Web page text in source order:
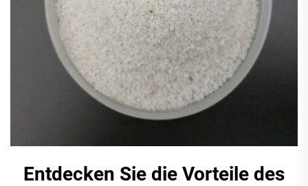
Entdecken Sie die Vorteile des